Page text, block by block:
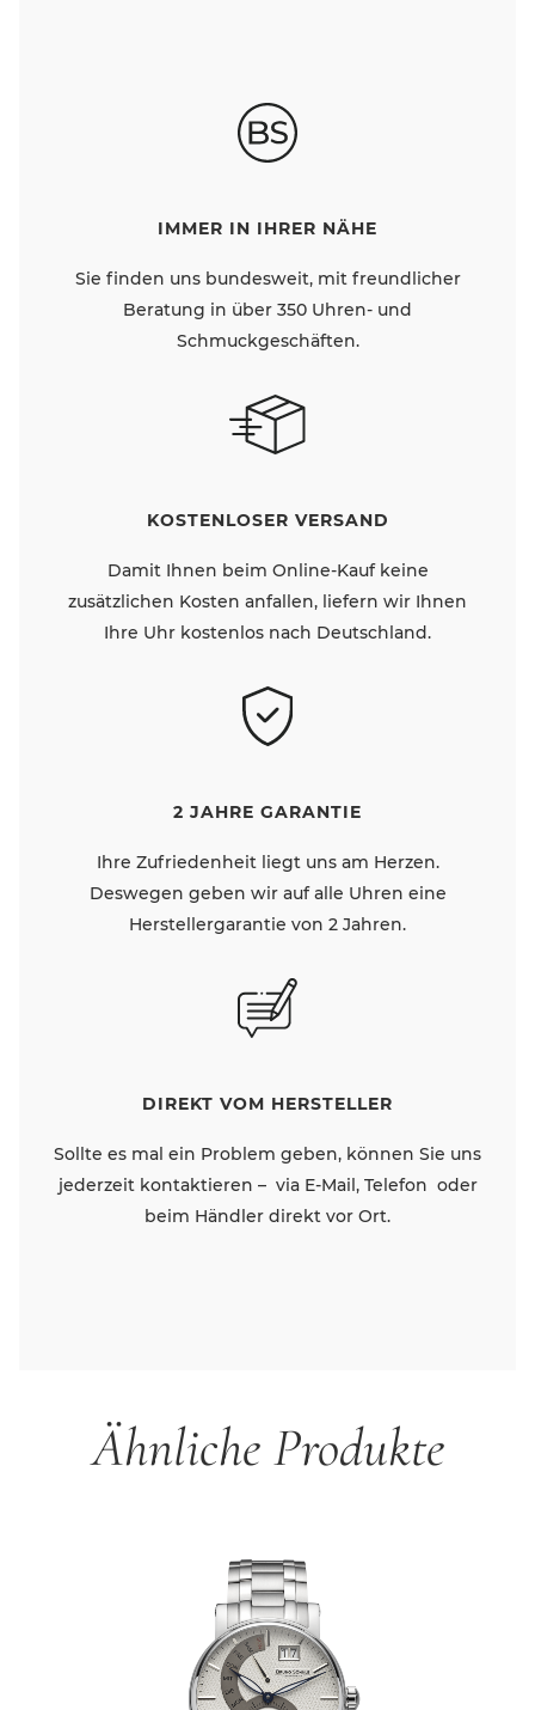
IMMER IN IHRER NÄHE
Sie finden uns bundesweit, mit freundlicher
Beratung in über 350 Uhren- und
Schmuckgeschäften.
KOSTENLOSER VERSAND
Damit Ihnen beim Online-Kauf keine
zusätzlichen Kosten anfallen, liefern wir Ihnen
Ihre Uhr kostenlos nach Deutschland.
2 JAHRE GARANTIE
Ihre Zufriedenheit liegt uns am Herzen.
Deswegen geben wir auf alle Uhren eine
Herstellergarantie von 2 Jahren.
DIREKT VOM HERSTELLER
Sollte es mal ein Problem geben, können Sie uns
jederzeit kontaktieren – via E-Mail, Telefon oder
beim Händler direkt vor Ort.
Ähnliche Produkte